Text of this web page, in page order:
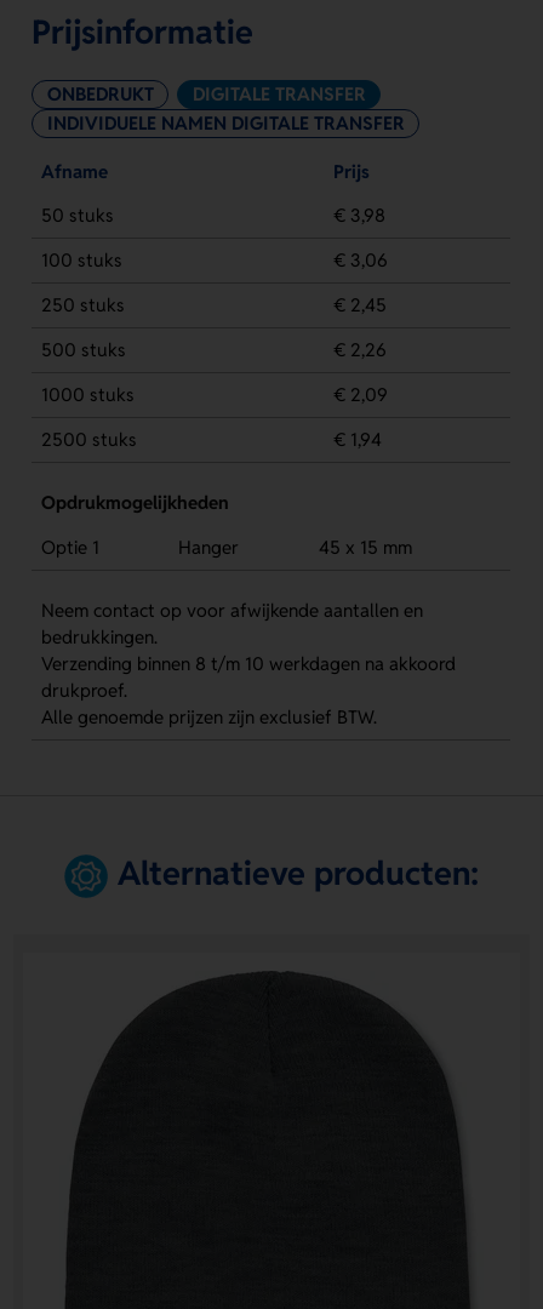
Prijsinformatie
ONBEDRUKT
DIGITALE TRANSFER
INDIVIDUELE NAMEN DIGITALE TRANSFER
Afname
Prijs
50 stuks
€ 3,98
100 stuks
€ 3,06
250 stuks
€ 2,45
500 stuks
€ 2,26
1000 stuks
€ 2,09
2500 stuks
€ 1,94
Opdrukmogelijkheden
Optie 1
Hanger 45 x 15 mm
Neem contact op voor afwijkende aantallen en
bedrukkingen.
Verzending binnen 8 t/m 10 werkdagen na akkoord
drukproef.
Alle genoemde prijzen zijn exclusief BTW.
Alternatieve producten: